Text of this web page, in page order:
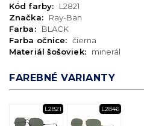
Kód farby:
L2821
Značka:
Ray-Ban
Farba:
BLACK
Farba očnice: čierna
Materiál šošoviek:
minerál
FAREBNÉ VARIANTY
L2821 L2846